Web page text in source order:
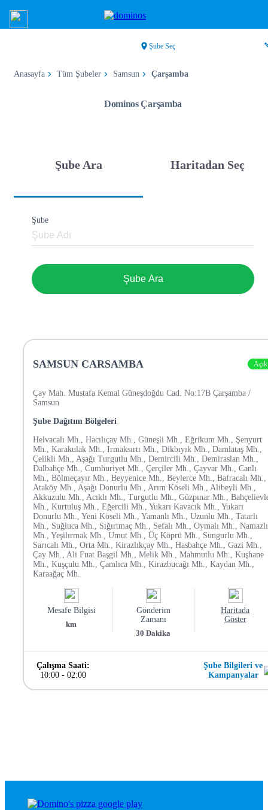
Şube Seç
Anasayfa Tüm Şubeler Samsun Çarşamba
Dominos Çarşamba
Şube Ara Haritadan Seç
Şube
Şube Ara
SAMSUN CARSAMBA Açık
Çay Mah. Mustafa Kemal Güneşdoğdu Cad. No:17B Çarşamba /
Samsun
Şube Dağıtım Bölgeleri
Helvacalı Mh., Hacılıçay Mh., Güneşli Mh., Eğrikum Mh., Şenyurt
Mh., Karakulak Mh., Irmaksırtı Mh., Dikbıyık Mh., Damlataş Mh.,
Çelikli Mh., Aşağı Turgutlu Mh., Demircili Mh., Demiraslan Mh.,
Dalbahçe Mh., Cumhuriyet Mh., Çerçiler Mh., Çayvar Mh., Canlı
Mh., Bölmeçayır Mh., Beyyenice Mh., Beylerce Mh., Bafracalı Mh.,
Ataköy Mh., Aşağı Donurlu Mh., Arım Köseli Mh., Alibeyli Mh.,
Akkuzulu Mh., Acıklı Mh., Turgutlu Mh., Güzpınar Mh.,
Mh., Kurtuluş Mh., Eğercili Mh., Yukarı Kavacık Mh., Yukarı
Donurlu Mh., Yeni Köseli Mh., Yamanlı Mh., Uzunlu Mh., Tatarlı
Mh., Suğluca Mh., Sığırtmaç Mh., Sefalı Mh., Oymalı Mh., Namazlı
Mh., Yeşilırmak Mh., Umut Mh., Üç Köprü Mh., Sungurlu Mh.,
Sarıcalı Mh., Orta Mh., Kirazlıkçay Mh., Hasbahçe Mh., Gazi Mh.,
Çay Mh., Ali Fuat Başgil Mh., Melik Mh., Mahmutlu Mh., Kuşhane
Mh., Kuşçulu Mh., Çamlıca Mh., Kirazbucağı Mh., Kaydan Mh.,
Karaağaç Mh.
Mesafe Bilgisi
km
Gönderim
Zamanı
30 Dakika
Haritada
Göster
Çalışma Saati:
10:00- 02:00
Şube Bilgileri ve
Kampanyalar